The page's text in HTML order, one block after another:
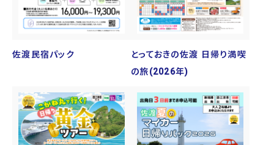
佐渡民宿パック
とっておきの佐渡 日帰り満喫
の旅(2026年)